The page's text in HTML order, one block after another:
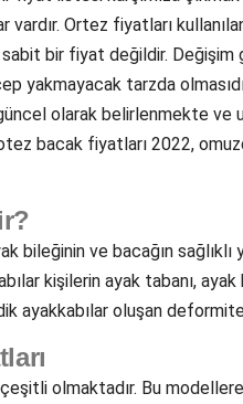
Ortez fiyatları
bir fiyat değildir. Değişim
yakmayacak tarzda
olarak belirlenmekte ve
bacak fiyatları 2022,
bileğinin ve bacağın
kişilerin ayak tabanı,
ayakkabılar oluşan
olmaktadır. Bu